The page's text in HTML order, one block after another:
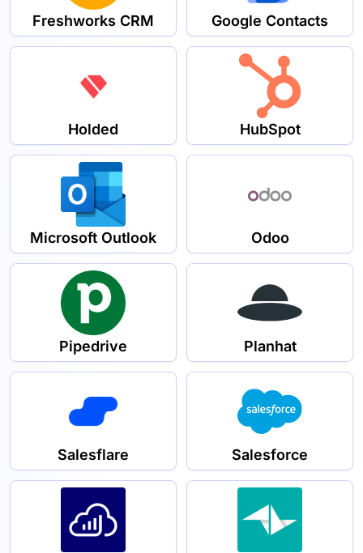
Freshworks CRM Google Contacts
Holded HubSpot
Microsoft Outlook Odoo
Pipedrive Planhat
Salesflare Salesforce